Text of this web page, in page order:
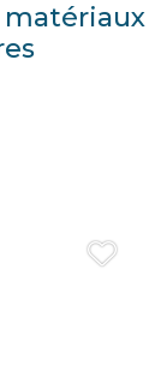
matériaux